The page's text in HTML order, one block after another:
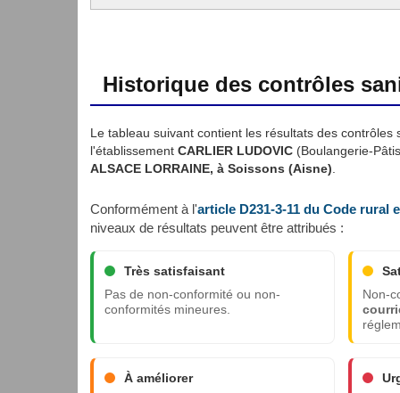
Historique des contrôles
Le tableau suivant contient les résultats des contrôles
l'établissement CARLIER LUDOVIC (Boulangerie-
ALSACE LORRAINE, à Soissons (Aisne)
Conformément à l'article D231-3-11 du Code rural
niveaux de résultats peuvent être attribués :
Très satisfaisant
Pas de non-conformité ou non-
conformités mineures.
Non-
À améliorer